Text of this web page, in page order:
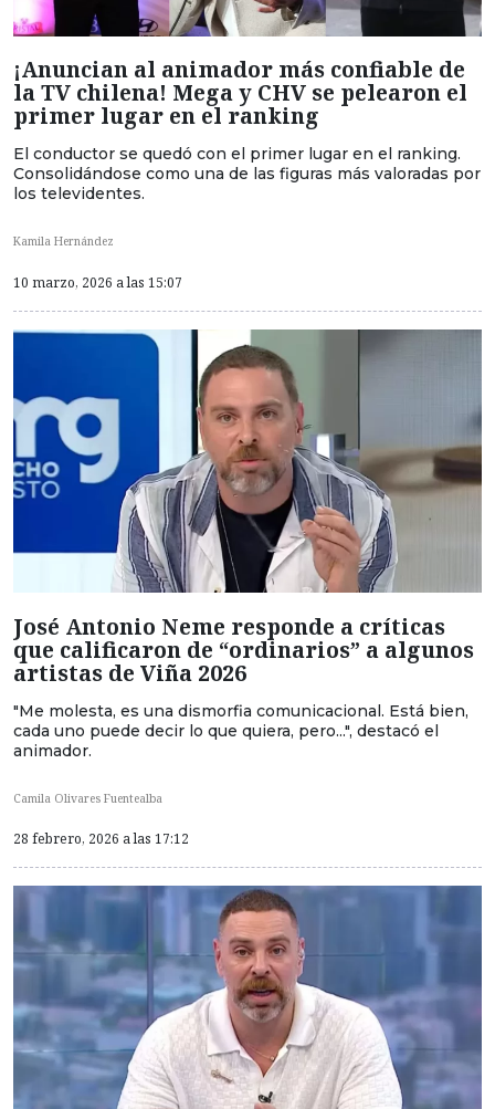
¡Anuncian al animador más confiable de
la TV chilena! Mega y CHV se pelearon el
primer lugar en el ranking
El conductor se quedó con el primer lugar en el ranking.
Consolidándose como una de las figuras más valoradas por
los televidentes.
Kamila Hernández
10 marzo, 2026 a las 15:07
José Antonio Neme responde a críticas
que calificaron de “ordinarios” a algunos
artistas de Viña 2026
"Me molesta, es una dismorfia comunicacional. Está bien,
cada uno puede decir lo que quiera, pero...", destacó el
animador.
Camila Olivares Fuentealba
28 febrero, 2026 a las 17:12